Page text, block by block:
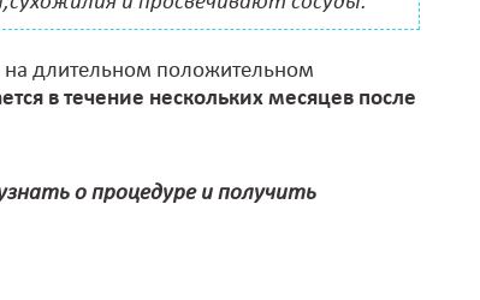
на длительном положительном
в течение нескольких месяцев после
о процедуре и получить